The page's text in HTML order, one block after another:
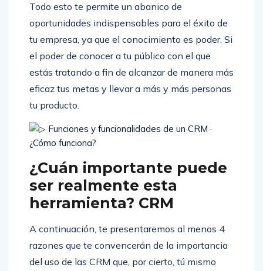
Todo esto te permite un abanico de
oportunidades indispensables para el éxito de
tu empresa, ya que el conocimiento es poder. Si
el poder de conocer a tu público con el que
estás tratando a fin de alcanzar de manera más
eficaz tus metas y llevar a más y más personas
tu producto.
¿Cuán importante puede
ser realmente esta
herramienta? CRM
A continuación, te presentaremos al menos 4
razones que te convencerán de la importancia
del uso de las CRM que, por cierto, tú mismo